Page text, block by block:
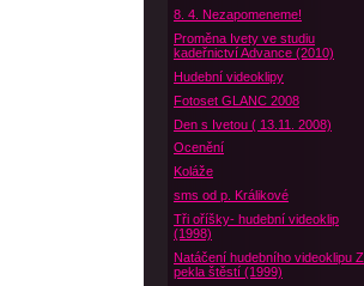
8. 4. Nezapomeneme!
Proměna Ivety ve studiu
kadeřnictví Advance (2010)
Hudební videoklipy
Fotoset GLANC 2008
Den s Ivetou ( 13.11. 2008)
Ocenění
Koláže
sms od p. Králikové
Tři oříšky- hudební videoklip
(1998)
Natáčení hudebního videoklipu Z
pekla štěstí (1999)